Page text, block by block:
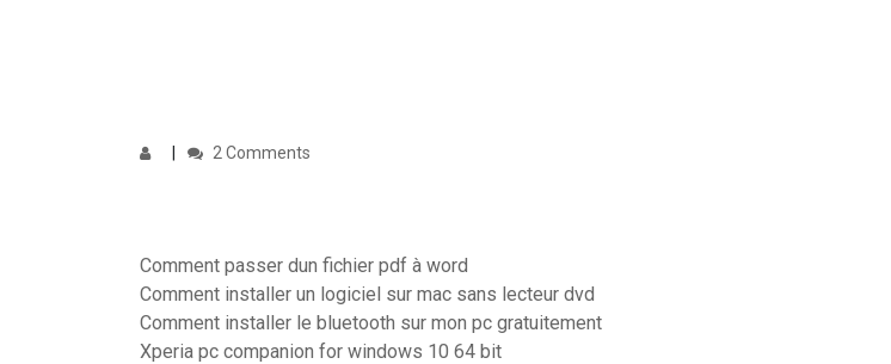
2 Comments
Comment passer dun fichier pdf à word
Comment installer un logiciel sur mac sans lecteur dvd
Comment installer le bluetooth sur mon pc gratuitement
Xperia pc companion for windows 10 64 bit